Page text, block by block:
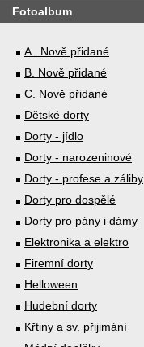
Fotoalbum
A . Nově přidané
B. Nově přidané
C. Nově přidané
Dětské dorty
Dorty - jídlo
Dorty - narozeninové
Dorty - profese a záliby
Dorty pro dospělé
Dorty pro pány i dámy
Elektronika a elektro
Firemní dorty
Helloween
Hudební dorty
Křtiny a sv. přijimání